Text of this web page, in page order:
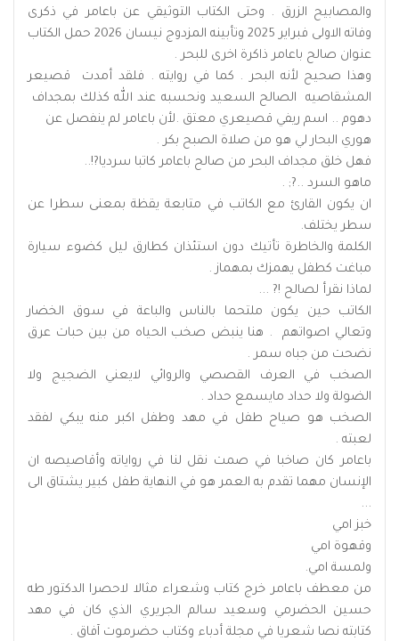
والمصابيح الزرق . وحتى الكتاب التوثيقي عن باعامر في ذكرى
وفاته الاولى فبراير 2025 وتأبينه المزدوج نيسان 2026 حمل الكتاب
عنوان صالح باعامر ذاكرة اخرى للبحر .
وهذا صحيح لأنه البحر . كما في روايته . فلقد أمدت قصيعر
المشقاصيه الصالح السعيد ونحسبه عند الله كذلك بمجداف
دهوم .. اسم ريفي قصيعري معتق .لأن باعامر لم ينفصل عن
هوري البحار لي هو من صلاة الصبح بكر .
فهل خلق مجداف البحر من صالح باعامر كاتبا سرديا?!..
ماهو السرد ..?; .
ان يكون القارئ مع الكاتب في متابعة يقظة بمعنى سطرا عن
سطر يختلف.
الكلمة والخاطرة تأتيك دون استئذان كطارق ليل كضوء سيارة
مباغت كطفل يهمزك بمهماز .
لماذا نقرأ لصالح !? ...
الكاتب حين يكون ملتحما بالناس والباعة في سوق الخضار
وتعالي اصواتهم . هنا ينبض صخب الحياه من بين حبات عرق
نضحت من جباه سمر .
الصخب في العرف القصصي والروائي لايعني الضجيج ولا
الضولة ولا حداد مايسمع حداد .
الصخب هو صياح طفل في مهد وطفل اكبر منه يبكي لفقد
لعبته .
باعامر كان صاخبا في صمت نقل لنا في رواياته وأقاصيصه ان
الإنسان مهما تقدم به العمر هو في النهاية طفل كبير يشتاق الى
...
خبز امي
وقهوة امي
ولمسة امي.
من معطف باعامر خرج كتاب وشعراء مثالا لاحصرا الدكتور طه
حسين الحضرمي وسعيد سالم الجريري الذي كان في مهد
كتابته نصا شعريا في مجلة أدباء وكتاب حضرموت آفاق .